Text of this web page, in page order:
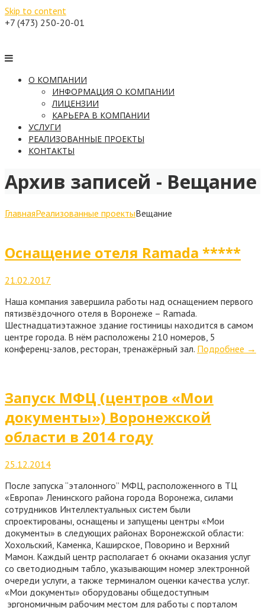
Skip to content
+7 (473) 250-20-01
О КОМПАНИИ
ИНФОРМАЦИЯ О КОМПАНИИ
ЛИЦЕНЗИИ
КАРЬЕРА В КОМПАНИИ
УСЛУГИ
РЕАЛИЗОВАННЫЕ ПРОЕКТЫ
КОНТАКТЫ
Архив записей - Вещание
ГлавнаяРеализованные проектыВещание
Оснащение отеля Ramada *****
21.02.2017
Наша компания завершила работы над оснащением первого
пятизвёздочного отеля в Воронеже – Ramada.
Шестнадцатиэтажное здание гостиницы находится в самом
центре города. В нём расположены 210 номеров, 5
конференц-залов, ресторан, тренажёрный зал. Подробнее →
Запуск МФЦ (центров «Мои
документы») Воронежской
области в 2014 году
25.12.2014
После запуска “эталонного” МФЦ, расположенного в ТЦ
«Европа» Ленинского района города Воронежа, силами
сотрудников Интеллектуальных систем были
спроектированы, оснащены и запущены центры «Мои
документы» в следующих районах Воронежской области:
Хохольский, Каменка, Каширское, Поворино и Верхний
Мамон. Каждый центр располагает 6 окнами оказания услуг
со светодиодным табло, указывающим номер электронной
очереди услуги, а также терминалом оценки качества услуг.
«Мои документы» оборудованы общедоступным
эргономичным рабочим местом для работы с порталом